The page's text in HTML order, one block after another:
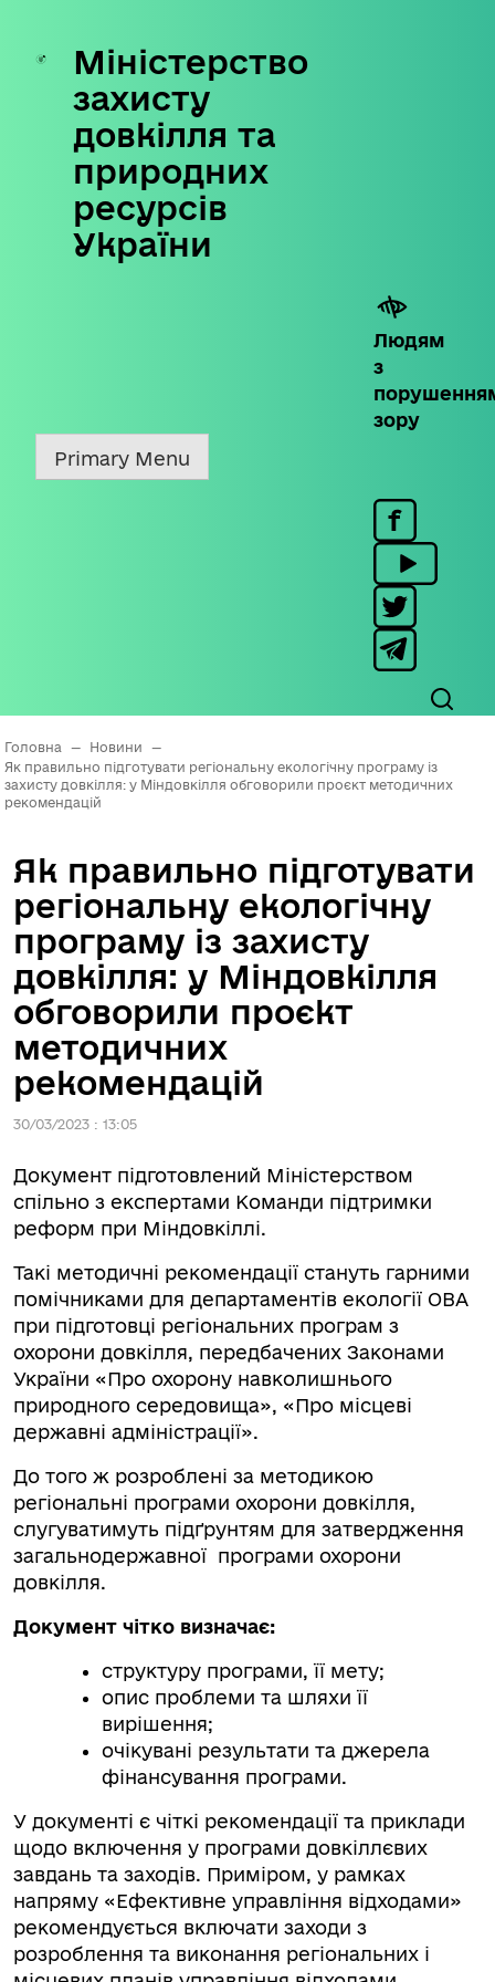
Skip
content
Міністерство
захисту
довкілля та
природних
ресурсів
України
Людям
з
зору
Primary Menu
Головна — Новини
—
Як правильно підготувати регіональну екологічну програму із
захисту довкілля: у Міндовкілля обговорили проєкт методичних
рекомендацій
Як правильно підготувати
регіональну екологічну
програму із захисту
довкілля: у Міндовкілля
обговорили проєкт
методичних
рекомендацій
30/03/2023 : 13:05
Документ підготовлений Міністерством
спільно з експертами Команди підтримки
реформ при Міндовкіллі.
Такі методичні рекомендації стануть гарними
помічниками для департаментів екології ОВА
при підготовці регіональних програм з
охорони довкілля, передбачених Законами
України «Про охорону навколишнього
природного середовища», «Про місцеві
державні адміністрації».
До того ж розроблені за методикою
регіональні програми охорони довкілля,
слугуватимуть підґрунтям для затвердження
загальнодержавної програми охорони
довкілля.
Документ чітко визначає:
структуру програми, її мету;
опис проблеми та шляхи її
вирішення;
очікувані результати та джерела
фінансування програми.
У документі є чіткі рекомендації та приклади
щодо включення у програми довкіллєвих
завдань та заходів. Приміром, у рамках
напряму «Ефективне управління відходами»
рекомендується включати заходи з
розроблення та виконання регіональних і